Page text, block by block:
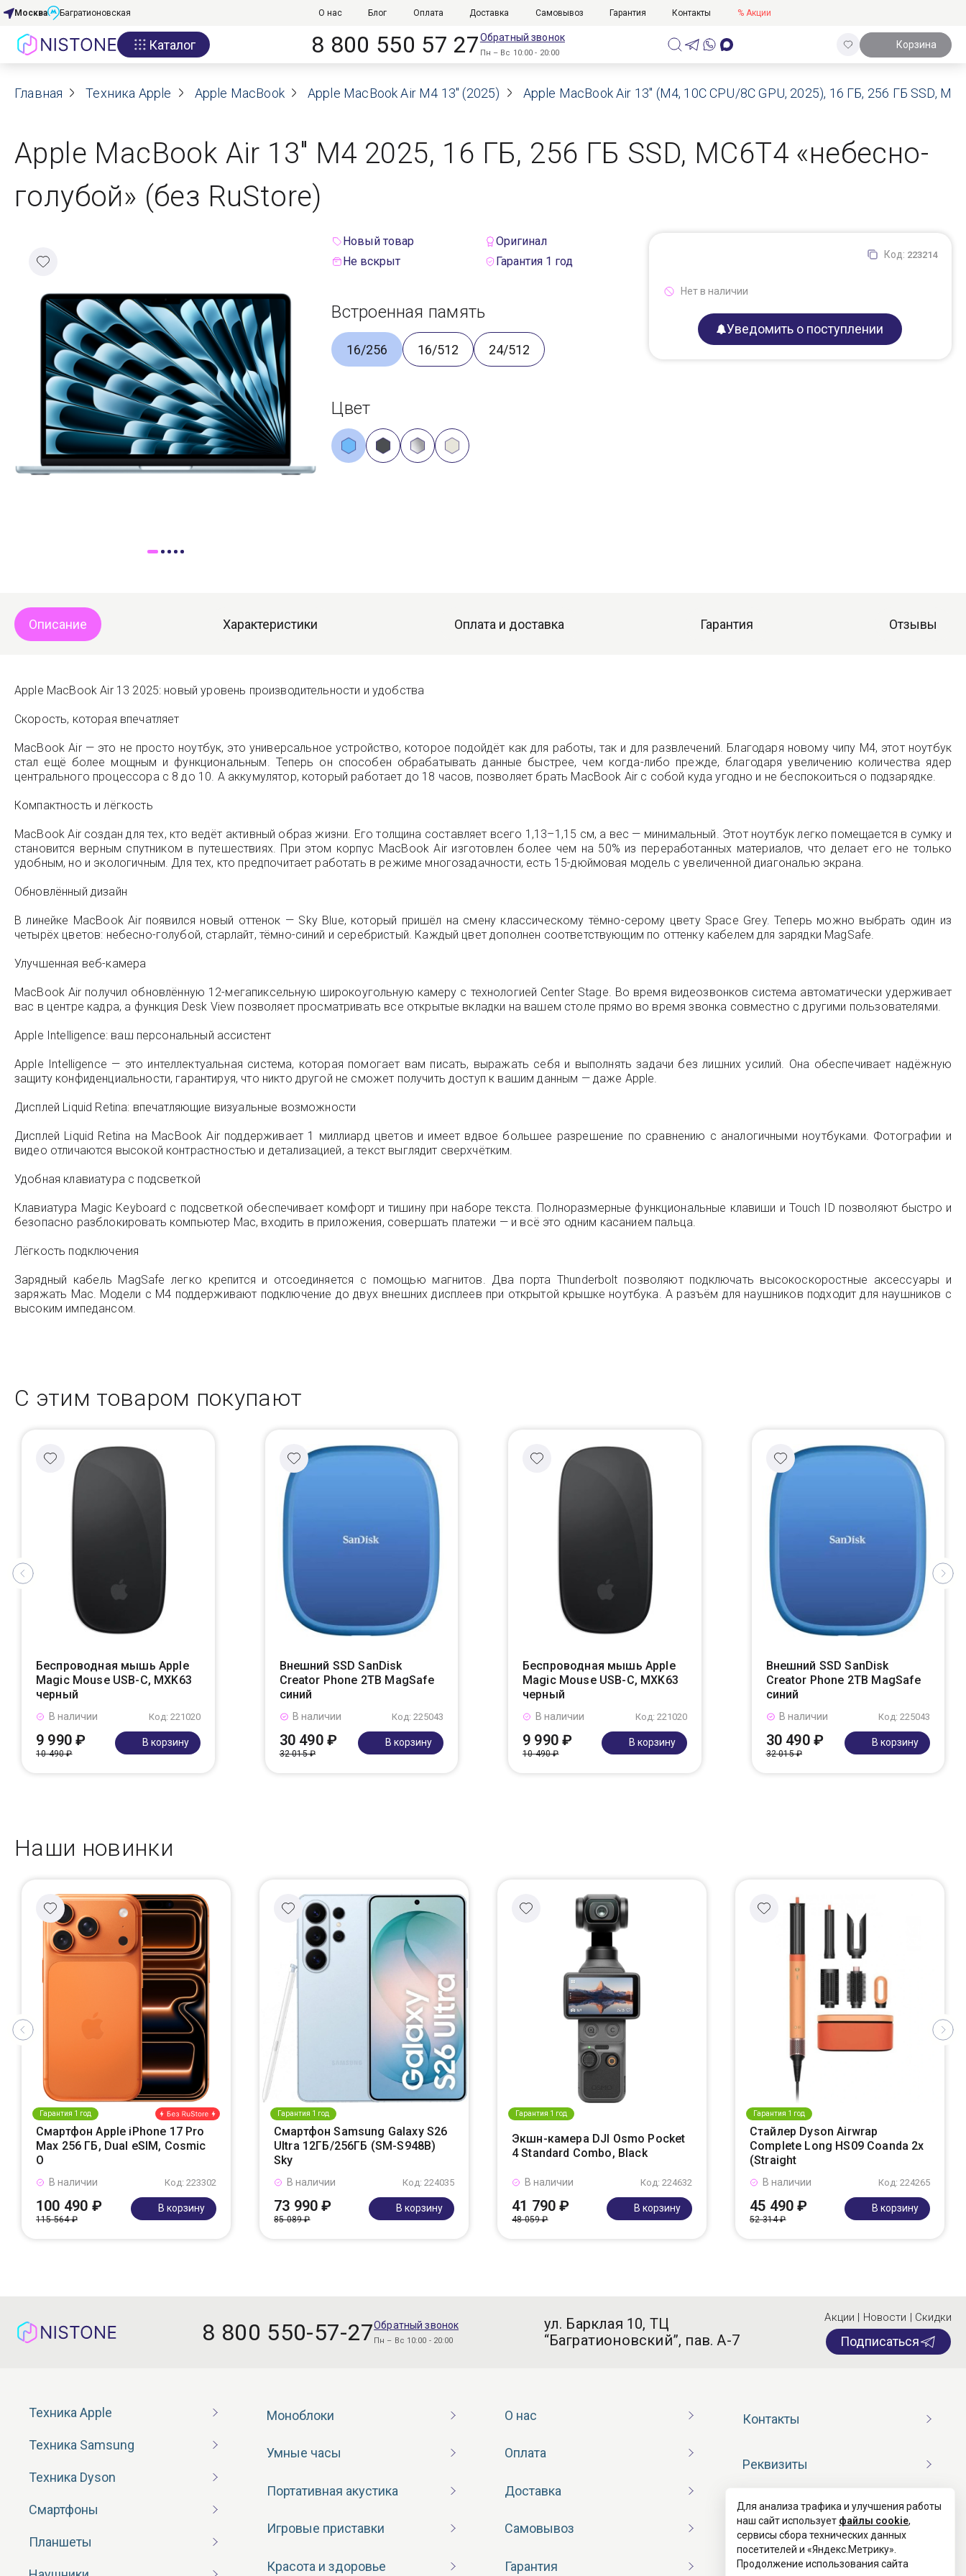
Акции
О нас
Реквизиты
Оплата
Доставка
Самовывоз
Trade-In
Москва Багратионовская О нас Блог Оплата Доставка Самовывоз Гарантия Контакты % Акции
Каталог 8 800 550 57 27Обратный звонок
Пн – Вс 10:00 - 20:00
Корзина
Главная Техника Apple Apple MacBook Apple MacBook Air M4 13" (2025) Apple MacBook Air 13" (M4, 10C CPU/8C GPU, 2025), 16 ГБ, 256 ГБ SSD,
Apple MacBook Air 13" M4 2025, 16 ГБ, 256 ГБ SSD, MC6T4 «небесно-
голубой» (без RuStore)
Новый товар
Оригинал
Не вскрыт
Гарантия 1 год
Встроенная память
16/256 16/512 24/512
Цвет
Код: 223214
Нет в наличии
Уведомить о поступлении
Описание Характеристики Оплата и доставка Гарантия Отзывы
Apple MacBook Air 13 2025: новый уровень производительности и удобства
Скорость, которая впечатляет
MacBook Air — это не просто ноутбук, это универсальное устройство, которое подойдёт как для работы, так и для развлечений. Благодаря новому чипу M4, этот ноутбук
стал ещё более мощным и функциональным. Теперь он способен обрабатывать данные быстрее, чем когда-либо прежде, благодаря увеличению количества ядер
центрального процессора с 8 до 10. А аккумулятор, который работает до 18 часов, позволяет брать MacBook Air с собой куда угодно и не беспокоиться о подзарядке.
Компактность и лёгкость
MacBook Air создан для тех, кто ведёт активный образ жизни. Его толщина составляет всего 1,13–1,15 см, а вес — минимальный. Этот ноутбук легко помещается в сумку и
становится верным спутником в путешествиях. При этом корпус MacBook Air изготовлен более чем на 50% из переработанных материалов, что делает его не только
удобным, но и экологичным. Для тех, кто предпочитает работать в режиме многозадачности, есть 15-дюймовая модель с увеличенной диагональю экрана.
Обновлённый дизайн
В линейке MacBook Air появился новый оттенок — Sky Blue, который пришёл на смену классическому тёмно-серому цвету Space Grey. Теперь можно выбрать один из
четырёх цветов: небесно-голубой, старлайт, тёмно-синий и серебристый. Каждый цвет дополнен соответствующим по оттенку кабелем для зарядки MagSafe.
Улучшенная веб-камера
MacBook Air получил обновлённую 12-мегапиксельную широкоугольную камеру с технологией Center Stage. Во время видеозвонков система автоматически удерживает
вас в центре кадра, а функция Desk View позволяет просматривать все открытые вкладки на вашем столе прямо во время звонка совместно с другими пользователями.
Apple Intelligence: ваш персональный ассистент
Apple Intelligence — это интеллектуальная система, которая помогает вам писать, выражать себя и выполнять задачи без лишних усилий. Она обеспечивает надёжную
защиту конфиденциальности, гарантируя, что никто другой не сможет получить доступ к вашим данным — даже Apple.
Дисплей Liquid Retina: впечатляющие визуальные возможности
Дисплей Liquid Retina на MacBook Air поддерживает 1 миллиард цветов и имеет вдвое большее разрешение по сравнению с аналогичными ноутбуками. Фотографии и
видео отличаются высокой контрастностью и детализацией, а текст выглядит сверхчётким.
Удобная клавиатура с подсветкой
Клавиатура Magic Keyboard с подсветкой обеспечивает комфорт и тишину при наборе текста. Полноразмерные функциональные клавиши и Touch ID позволяют быстро и
безопасно разблокировать компьютер Mac, входить в приложения, совершать платежи — и всё это одним касанием пальца.
Лёгкость подключения
Зарядный кабель MagSafe легко крепится и отсоединяется с помощью магнитов. Два порта Thunderbolt позволяют подключать высокоскоростные аксессуары и
заряжать Mac. Модели с M4 поддерживают подключение до двух внешних дисплеев при открытой крышке ноутбука. А разъём для наушников подходит для наушников с
высоким импедансом.
С этим товаром покупают
Беспроводная мышь Apple
Magic Mouse USB-C, MXK63
черный
Код: 221020
В наличии
9 990 ₽
10 490 ₽
В корзину
Внешний SSD SanDisk
Creator Phone 2TB MagSafe
синий
Код: 225043
В наличии
30 490 ₽
32 015 ₽
В корзину
Беспроводная мышь Apple
Magic Mouse USB-C, MXK63
черный
Код: 221020
В наличии
9 990 ₽
10 490 ₽
В корзину
Внешний SSD SanDisk
Creator Phone 2TB MagSafe
синий
Код: 225043
В наличии
30 490 ₽
32 015 ₽
В корзину
Наши новинки
Гарантия 1 год
Смартфон Apple iPhone 17 Pro
Max 256 ГБ, Dual eSIM, Cosmic
O
Код: 223302
В наличии
100 490 ₽
115 564 ₽
В корзину
Гарантия 1 год
Смартфон Samsung Galaxy S26
Ultra 12ГБ/256ГБ (SM-S948B)
Sky
Код: 224035
В наличии
73 990 ₽
85 089 ₽
В корзину
Гарантия 1 год
Экшн-камера DJI Osmo Pocket
4 Standard Combo, Black
Код: 224632
В наличии
41 790 ₽
48 059 ₽
В корзину
Гарантия 1 год
Стайлер Dyson Airwrap
Complete Long HS09 Coanda 2x
(Straight
Код: 224265
В наличии
45 490 ₽
52 314 ₽
В корзину
8 800 550-57-27Обратный звонок
Пн – Вс 10:00 - 20:00
ул. Барклая 10, ТЦ
“Багратионовский”, пав. А-7
Акции | Новости | Скидки
Подписаться
Техника Apple
Техника Samsung
Техника Dyson
Смартфоны
Планшеты
Моноблоки
Умные часы
Портативная акустика
Игровые приставки
Красота и здоровье
О нас
Оплата
Доставка
Самовывоз
Гарантия
Контакты
Реквизиты
Договор оферты
Согласие на обработку ПД
Для анализа трафика и улучшения работы
наш сайт использует файлы cookie,
сервисы сбора технических данных
посетителей и «Яндекс.Метрику».
Продолжение использования сайта